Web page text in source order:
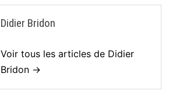
Didier Bridon
Voir tous les articles de Didier
Bridon →